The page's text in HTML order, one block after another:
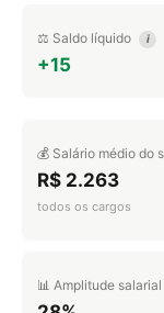
⚖️ Saldo líquido i
+15
💰 Salário médio do
R$ 2.263
todos os cargos
📊 Amplitude salarial